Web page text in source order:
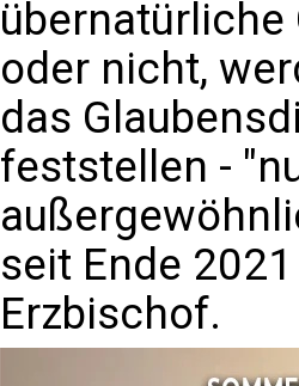
oder nicht,
das
feststellen -
seit Ende
Erzbischof.